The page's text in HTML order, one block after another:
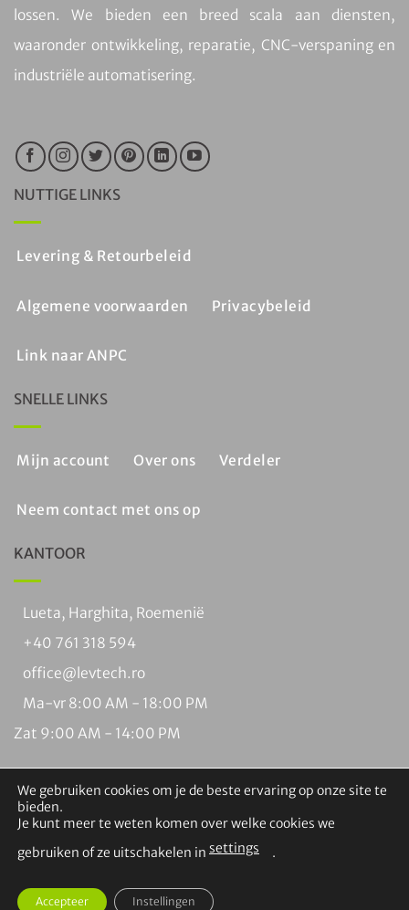
lossen. We bieden een breed scala aan diensten,
waaronder ontwikkeling, reparatie, CNC-verspaning en
industriële automatisering.
NUTTIGE LINKS
Levering & Retourbeleid
Algemene voorwaarden Privacybeleid
Link naar ANPC
SNELLE LINKS
Mijn account Over ons Verdeler
Neem contact met ons op
KANTOOR
Lueta, Harghita, Roemenië
+40 761 318 594
office@levtech.ro
Ma-vr 8:00 AM - 18:00 PM
Zat 9:00 AM - 14:00 PM
Visa PayPal MasterCardRembours
Copyright 2026 ©Levtech Service and Production SRL. Alle
We gebruiken cookies om je de beste ervaring op onze site te
bieden.
Je kunt meer te weten komen over welke cookies we
gebruiken of ze uitschakelen in settings .
Accepteer Instellingen